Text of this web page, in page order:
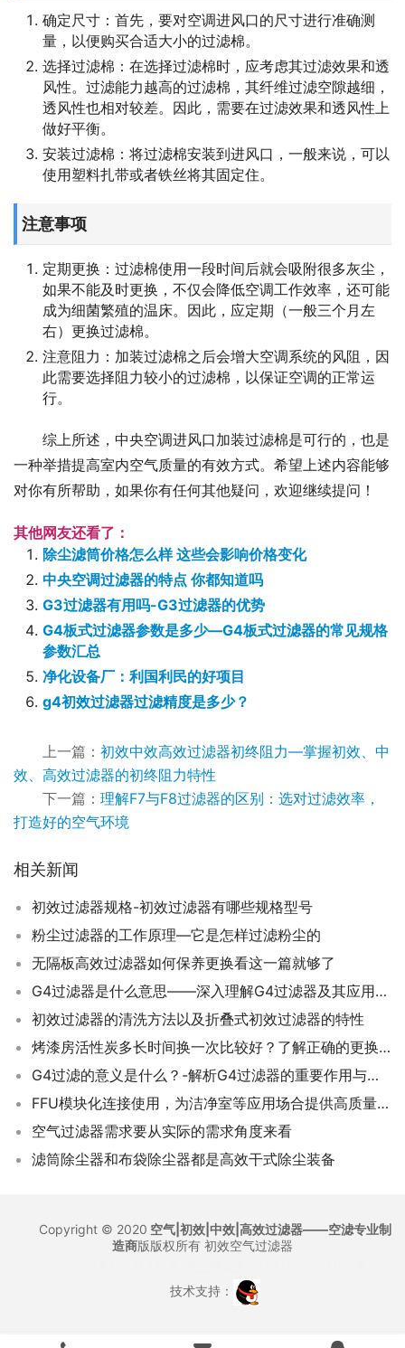
确定尺寸：首先，要对空调进风口的尺寸进行准确测
量，以便购买合适大小的过滤棉。
选择过滤棉：在选择过滤棉时，应考虑其过滤效果和透
风性。过滤能力越高的过滤棉，其纤维过滤空隙越细，
透风性也相对较差。因此，需要在过滤效果和透风性上
做好平衡。
安装过滤棉：将过滤棉安装到进风口，一般来说，可以
使用塑料扎带或者铁丝将其固定住。
注意事项
定期更换：过滤棉使用一段时间后就会吸附很多灰尘，
如果不能及时更换，不仅会降低空调工作效率，还可能
成为细菌繁殖的温床。因此，应定期（一般三个月左
右）更换过滤棉。
注意阻力：加装过滤棉之后会增大空调系统的风阻，因
此需要选择阻力较小的过滤棉，以保证空调的正常运
行。
综上所述，中央空调进风口加装过滤棉是可行的，也是
一种举措提高室内空气质量的有效方式。希望上述内容能够
对你有所帮助，如果你有任何其他疑问，欢迎继续提问！
其他网友还看了：
除尘滤筒价格怎么样 这些会影响价格变化
中央空调过滤器的特点 你都知道吗
G3过滤器有用吗-G3过滤器的优势
G4板式过滤器参数是多少—G4板式过滤器的常见规格
参数汇总
净化设备厂：利国利民的好项目
g4初效过滤器过滤精度是多少？
上一篇： 初效中效高效过滤器初终阻力—掌握初效、中
效、高效过滤器的初终阻力特性
下一篇： 理解F7与F8过滤器的区别：选对过滤效率，
打造好的空气环境
相关新闻
初效过滤器规格-初效过滤器有哪些规格型号
粉尘过滤器的工作原理—它是怎样过滤粉尘的
无隔板高效过滤器如何保养更换看这一篇就够了
G4过滤器是什么意思——深入理解G4过滤器及其应用场景
初效过滤器的清洗方法以及折叠式初效过滤器的特性
烤漆房活性炭多长时间换一次比较好？了解正确的更换周期，让烤漆更安全！
G4过滤的意义是什么？-解析G4过滤器的重要作用与价值
FFU模块化连接使用，为洁净室等应用场合提供高质量的洁净空气
空气过滤器需求要从实际的需求角度来看
滤筒除尘器和布袋除尘器都是高效干式除尘装备
Copyright © 2020 空气|初效|中效|高效过滤器——空滤专业制
造商版版权所有 初效空气过滤器
技术支持：